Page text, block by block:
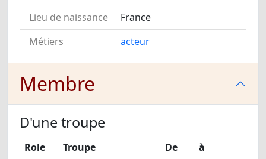
Lieu de naissance
France
Métiers
acteur
Membre
D'une troupe
Role Troupe De
à